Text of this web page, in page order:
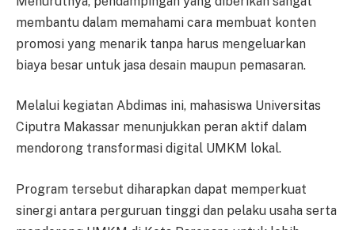
membantu dalam memahami cara membuat konten
promosi yang menarik tanpa harus mengeluarkan
biaya besar untuk jasa desain maupun pemasaran.
Melalui kegiatan Abdimas ini, mahasiswa Universitas
Ciputra Makassar menunjukkan peran aktif dalam
mendorong transformasi digital UMKM lokal.
Program tersebut diharapkan dapat memperkuat
sinergi antara perguruan tinggi dan pelaku usaha serta